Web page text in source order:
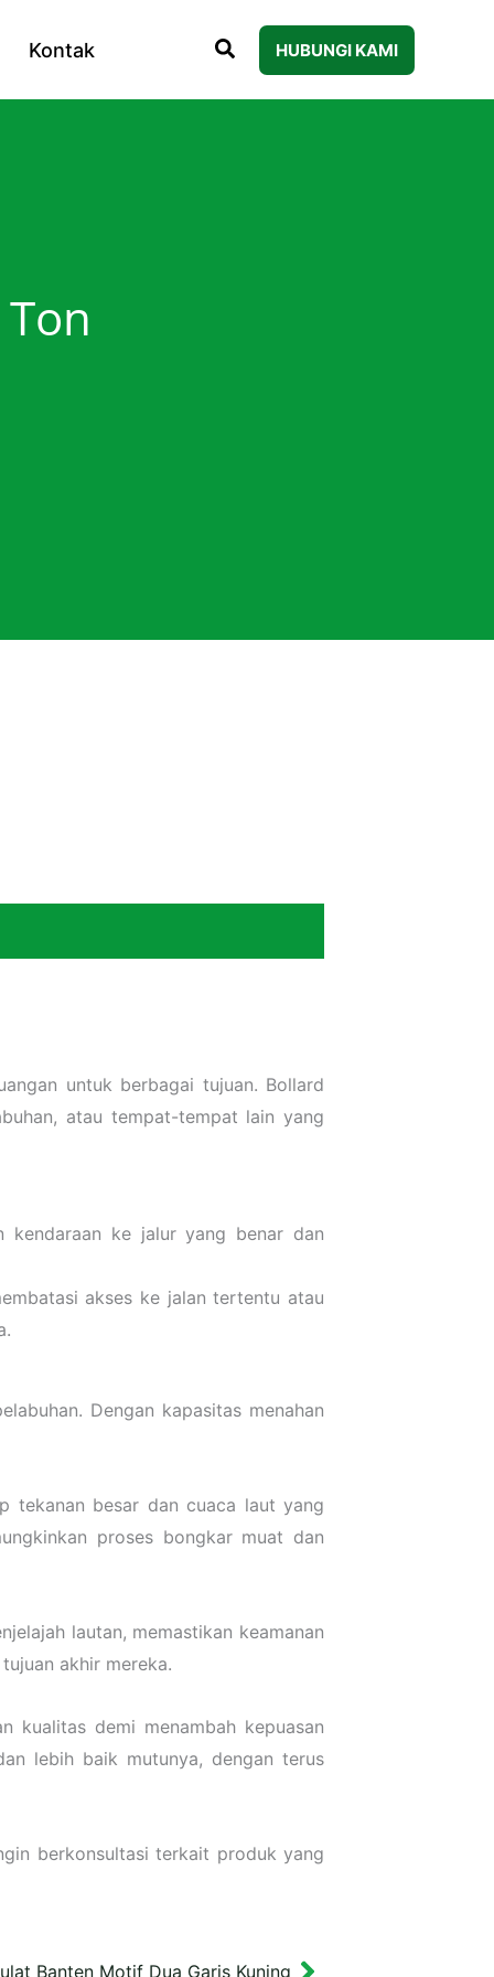
Kontak HUBUNGI KAMI
untuk berbagai tujuan. Bollard
atau tempat-tempat lain yang
kendaraan ke jalur yang benar dan
akses ke jalan tertentu atau
Dengan kapasitas menahan
tekanan besar dan cuaca laut yang
proses bongkar muat dan
lautan, memastikan keamanan
akhir mereka.
kualitas demi menambah kepuasan
lebih baik mutunya, dengan terus
berkonsultasi terkait produk yang
Banten Motif Dua Garis Kuning